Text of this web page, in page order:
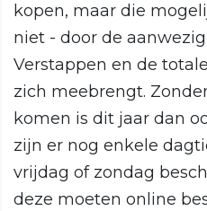
kopen, maar die
niet - door de
Verstappen en de
zich meebrengt.
komen is dit jaar dan
zijn er nog enkele
vrijdag of zondag
deze moeten online